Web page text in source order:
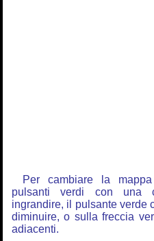
Per cambiare la
pulsanti verdi con una
ingrandire, il pulsante verde
diminuire, o sulla freccia
adiacenti.